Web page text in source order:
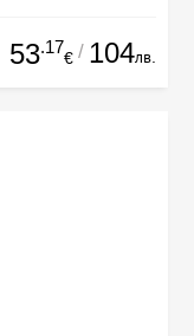
53.17
€ / 104лв.